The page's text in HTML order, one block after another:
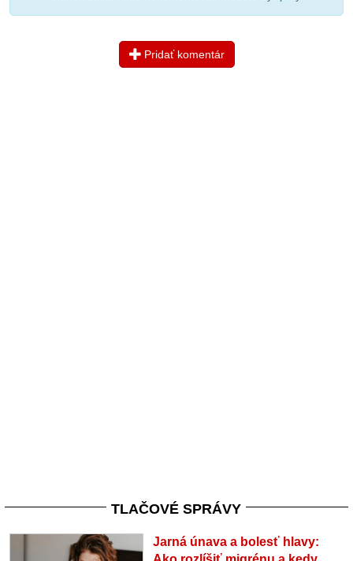
Pridať komentár
TLAČOVÉ SPRÁVY
Jarná únava a bolesť hlavy: